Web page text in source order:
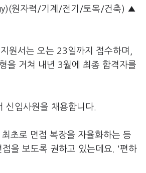
원자력/기계/전기/토목/건축) ▲
원서는 오는 23일까지 접수하며,
거쳐 내년 3월에 최종 합격자를
입사원을 채용합니다.
초로 면접 복장을 자율화하는 등
을 보도록 권하고 있는데요. '편하